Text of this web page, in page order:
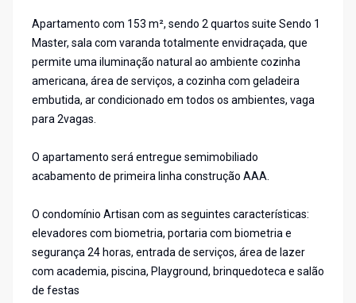
Apartamento com 153 m², sendo 2 quartos suite Sendo 1
Master, sala com varanda totalmente envidraçada, que
permite uma iluminação natural ao ambiente cozinha
americana, área de serviços, a cozinha com geladeira
embutida, ar condicionado em todos os ambientes, vaga
para 2vagas.
O apartamento será entregue semimobiliado
acabamento de primeira linha construção AAA.
O condomínio Artisan com as seguintes características:
elevadores com biometria, portaria com biometria e
segurança 24 horas, entrada de serviços, área de lazer
com academia, piscina, Playground, brinquedoteca e salão
de festas